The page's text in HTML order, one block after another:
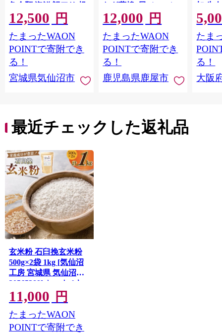
魚介類 海鮮 訳アリ 規
格外 不揃い さけ サケ
鮭切身 シャケ 切り身
冷凍 家庭用 おかず 弁
当 支援 サーモン 銀鮭
切り身 魚 わけあり
12,500 円
たまったWAON
POINTで寄附でき
る！
宮城県気仙沼市
なぎ蒲焼4尾（400g）
12,000 円
たまったWAON
POINTで寄附でき
る！
鹿児島県鹿屋市
加 牛
ット 6
メ 温
菜 簡
すめ
取り
料 ふ
堺市】
たま
る！
大阪
最近チェックした返礼品
玄米粉 石臼挽玄米粉
500g×2袋 1kg [気仙沼
工房 宮城県 気仙沼市
20565389] セット 1キ
ロ 米粉 石臼 玄米粉 玄
米 お菓子づくり
11,000 円
たまったWAON
POINTで寄附でき